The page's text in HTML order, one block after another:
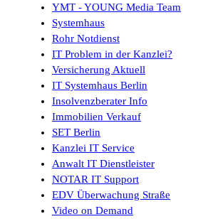
YMT - YOUNG Media Team
Systemhaus
Rohr Notdienst
IT Problem in der Kanzlei?
Versicherung Aktuell
IT Systemhaus Berlin
Insolvenzberater Info
Immobilien Verkauf
SET Berlin
Kanzlei IT Service
Anwalt IT Dienstleister
NOTAR IT Support
EDV Überwachung Straße
Video on Demand